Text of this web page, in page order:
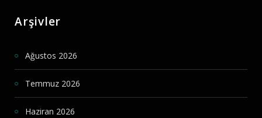
Arşivler
Ağustos 2026
Temmuz 2026
Haziran 2026